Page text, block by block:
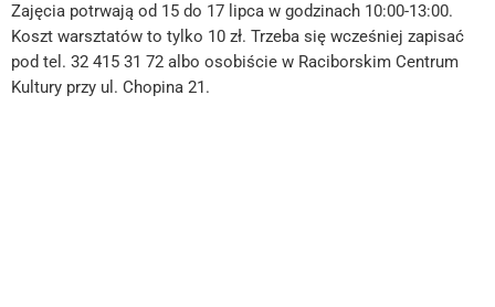
Zajęcia potrwają od 15 do 17 lipca w godzinach 10:00-13:00.
Koszt warsztatów to tylko 10 zł. Trzeba się wcześniej zapisać
pod tel. 32 415 31 72 albo osobiście w Raciborskim Centrum
Kultury przy ul. Chopina 21.